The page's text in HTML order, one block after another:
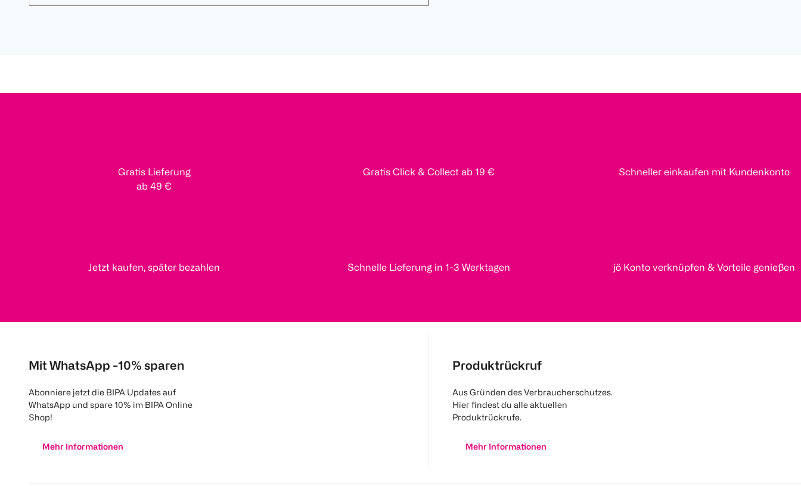
Gratis Lieferung
ab 49 €
Gratis Click & Collect ab 19 € Schneller einkaufen mit Kundenkonto
Jetzt kaufen, später bezahlen Schnelle Lieferung in 1-3 Werktagen jö Konto verknüpfen & Vorteile genießen
Mit WhatsApp -10% sparen
Abonniere jetzt die BIPA Updates auf
WhatsApp und spare 10% im BIPA Online
Shop!
Mehr Informationen
Produktrückruf
Aus Gründen des Verbraucherschutzes.
Hier findest du alle aktuellen
Produktrückrufe.
Mehr Informationen